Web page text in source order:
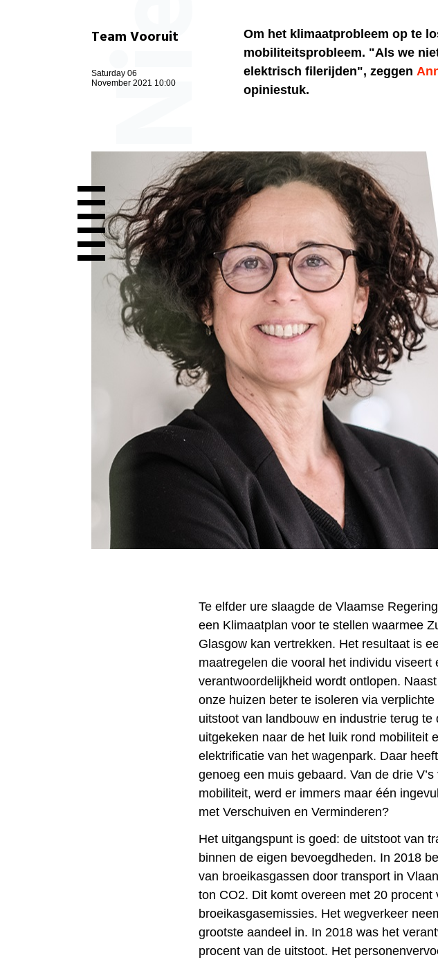
Team Vooruit
Saturday 06
November 2021 10:00
Om het klimaatprobleem op te
mobiliteitsprobleem. "Als we
elektrisch filerijden", zeggen
opiniestuk.
Te elfder ure slaagde de Vlaamse
een Klimaatplan voor te stellen waarmee
Glasgow kan vertrekken. Het resultaat is
maatregelen die vooral het individu viseert
verantwoordelijkheid wordt ontlopen.
onze huizen beter te isoleren via
uitstoot van landbouw en industrie terug te
uitgekeken naar de het luik rond mobiliteit
elektrificatie van het wagenpark. Daar
genoeg een muis gebaard. Van de drie
mobiliteit, werd er immers maar één
met Verschuiven en Verminderen?
Het uitgangspunt is goed: de uitstoot van
binnen de eigen bevoegdheden. In 2018
van broeikasgassen door transport in
ton CO2. Dit komt overeen met 20 procent
broeikasgasemissies. Het wegverkeer
grootste aandeel in. In 2018 was het
procent van de uitstoot. Het